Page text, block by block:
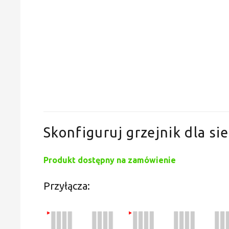
Skonfiguruj grzejnik dla
Produkt dostępny na zamówienie
Przyłącza: